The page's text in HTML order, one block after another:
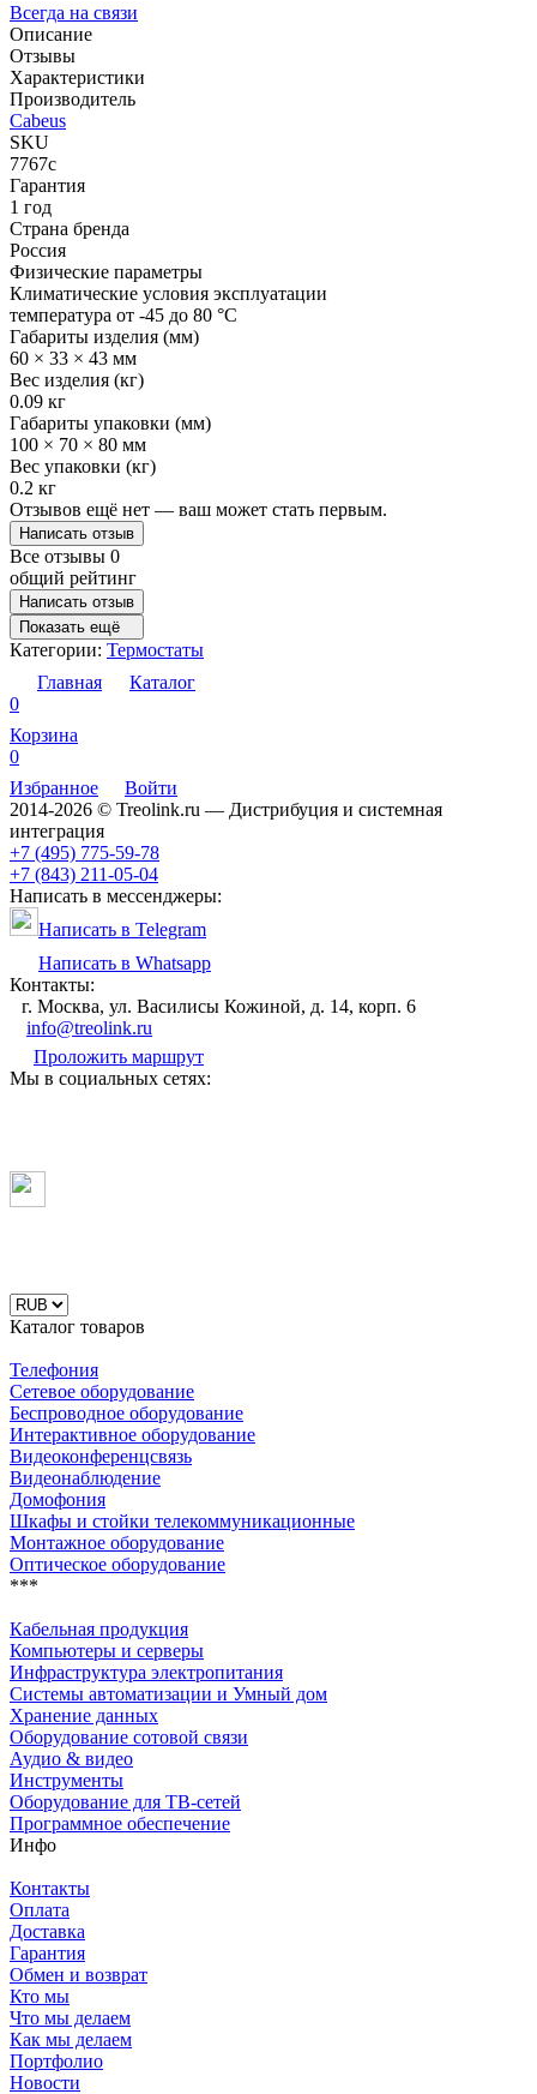
Всегда на связи
Описание
Отзывы
Характеристики
Производитель
Cabeus
SKU
7767c
Гарантия
1 год
Страна бренда
Россия
Физические параметры
Климатические условия эксплуатации
температура от -45 до 80 °C
Габариты изделия (мм)
60 × 33 × 43 мм
Вес изделия (кг)
0.09 кг
Габариты упаковки (мм)
100 × 70 × 80 мм
Вес упаковки (кг)
0.2 кг
Отзывов ещё нет — ваш может стать первым.
Написать отзыв
Все отзывы 0
общий рейтинг
Написать отзыв
Показать ещё
Категории: Термостаты
Главная
Каталог
0
Корзина
0
Избранное
Войти
2014-2026 © Treolink.ru — Дистрибуция и системная
интеграция
+7 (495) 775-59-78
+7 (843) 211-05-04
Написать в мессенджеры:
Написать в Telegram
Написать в Whatsapp
Контакты:
г. Москва, ул. Василисы Кожиной, д. 14, корп. 6
info@treolink.ru
Проложить маршрут
Мы в социальных сетях:
Каталог товаров
Телефония
Сетевое оборудование
Беспроводное оборудование
Интерактивное оборудование
Видеоконференцсвязь
Видеонаблюдение
Домофония
Шкафы и стойки телекоммуникационные
Монтажное оборудование
Оптическое оборудование
***
Кабельная продукция
Компьютеры и серверы
Инфраструктура электропитания
Системы автоматизации и Умный дом
Хранение данных
Оборудование сотовой связи
Аудио & видео
Инструменты
Оборудование для ТВ-сетей
Программное обеспечение
Инфо
Контакты
Оплата
Доставка
Гарантия
Обмен и возврат
Кто мы
Что мы делаем
Как мы делаем
Портфолио
Новости